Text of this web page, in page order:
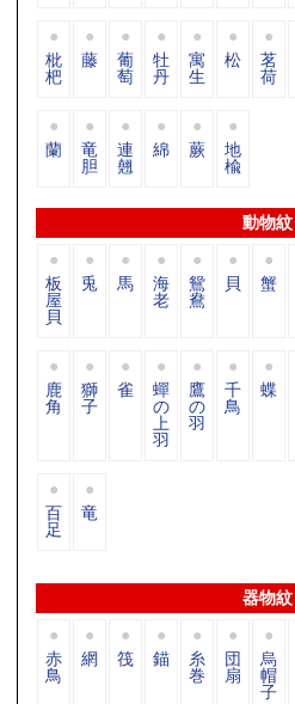
枇
杷
藤 葡
萄
牡
丹
寓
生
松 茗
荷
蘭 竜
胆
連
翹
綿 蕨 地
楡
動物紋
板
屋
貝
兎 馬 海
老
鴛
鴦
貝 蟹
鹿
角
獅
子
雀 蟬
の
上
羽
鷹
の
羽
千
鳥
蝶
百
足
竜
器物紋
赤
鳥
網 筏 錨 糸
巻
団
扇
烏
帽
子